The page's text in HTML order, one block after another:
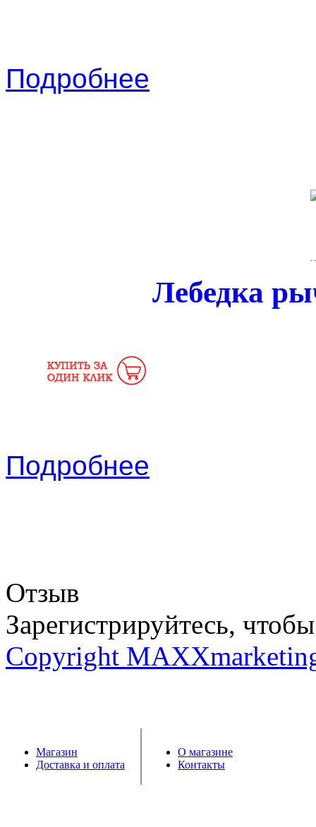
Подробнее
Лебедка
Подробнее
Отзыв
Зарегистрируйтесь,
Copyright
Магазин
Доставка и оплата
О магазине
Контакты